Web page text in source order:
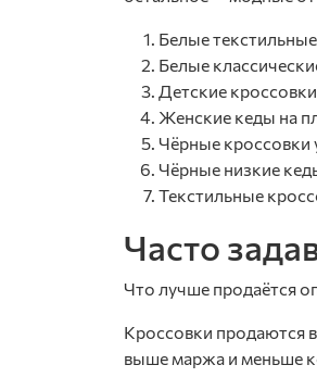
Белые
Белые
Детские
Женские кеды на
Чёрные кроссовки
Чёрные низкие
Текстильные
Часто
Что лучше продаётся
Кроссовки продаются
выше маржа и меньше